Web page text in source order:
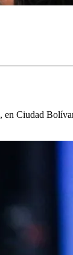
, en Ciudad